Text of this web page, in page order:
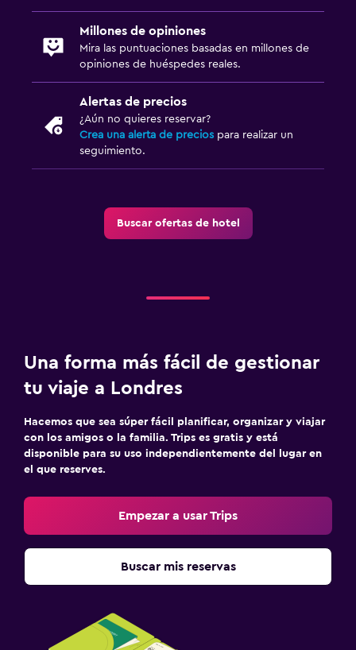
Millones de opiniones
Mira las puntuaciones basadas en millones de
opiniones de huéspedes reales.
Alertas de precios
¿Aún no quieres reservar?
Crea una alerta de precios para realizar un
seguimiento.
Buscar ofertas de hotel
Una forma más fácil de gestionar
tu viaje a Londres
Hacemos que sea súper fácil planificar, organizar y viajar
con los amigos o la familia. Trips es gratis y está
disponible para su uso independientemente del lugar en
el que reserves.
Empezar a usar Trips
Buscar mis reservas